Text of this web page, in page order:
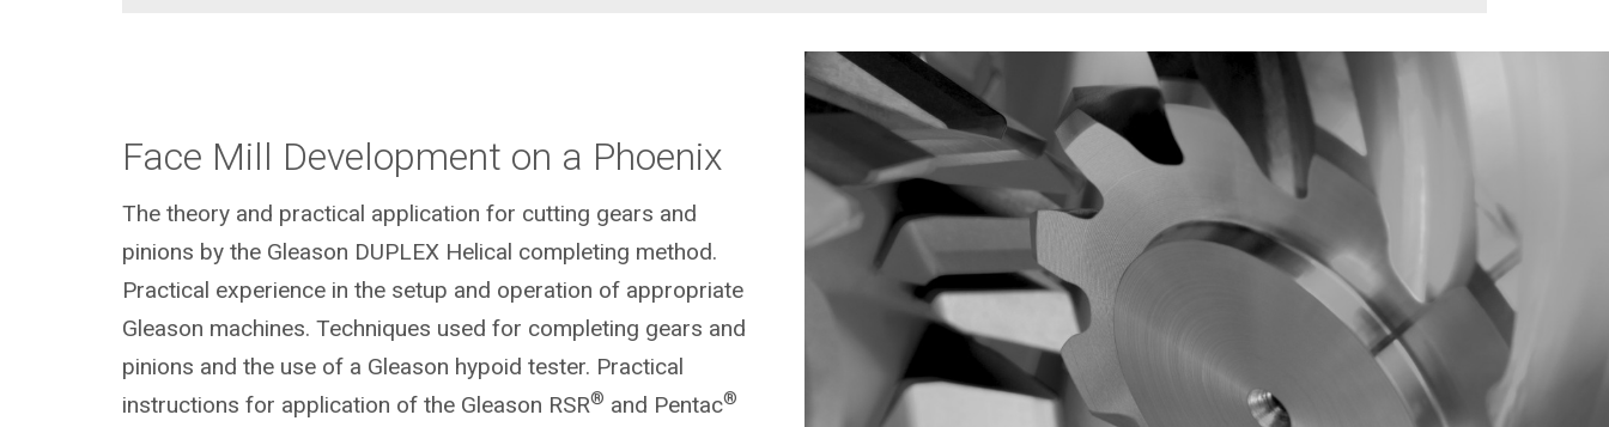
Face Mill Development on a Phoenix
The theory and practical application for cutting gears and
pinions by the Gleason DUPLEX Helical completing method.
Practical experience in the setup and operation of appropriate
Gleason machines. Techniques used for completing gears and
pinions and the use of a Gleason hypoid tester. Practical
instructions for application of the Gleason RSR® and Pentac®